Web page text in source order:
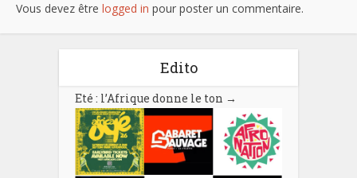
Vous devez être logged in pour poster un commentaire.
Edito
Eté : l’Afrique donne le ton →